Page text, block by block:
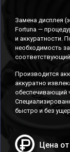
Замена дисплея
Fortuna —
и аккуратности.
необходимость
Производится
аккуратно
обеспечивающий
быстро и без
Цена от